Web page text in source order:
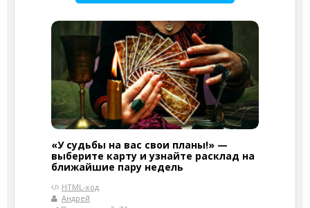
«У судьбы на вас свои планы!» —
выберите карту и узнайте расклад на
ближайшие пару недель
HTML-код
Андрей